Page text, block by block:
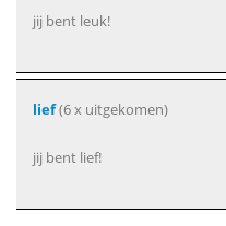
jij bent leuk!
lief(6 x uitgekomen)
jij bent lief!